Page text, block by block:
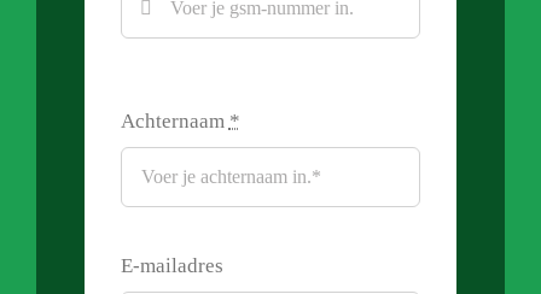
Achternaam *
E-mailadres